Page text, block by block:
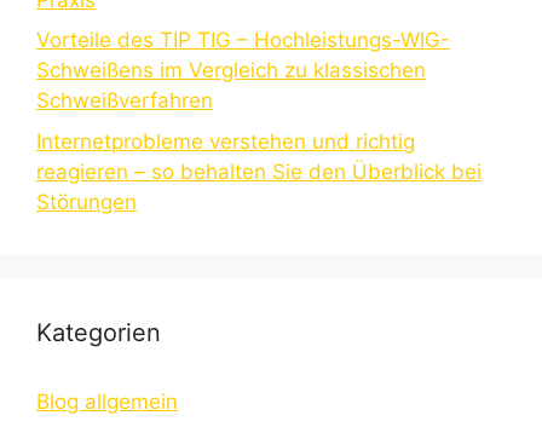
Vorteile des TIP TIG – Hochleistungs-WIG-
Schweißens im Vergleich zu klassischen
Schweißverfahren
Internetprobleme verstehen und richtig
reagieren – so behalten Sie den Überblick bei
Störungen
Kategorien
Blog allgemein